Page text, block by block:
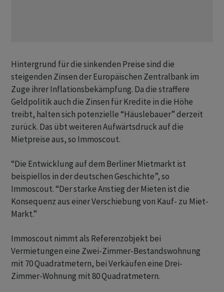
Hintergrund für die sinkenden Preise sind die
steigenden Zinsen der Europäischen Zentralbank im
Zuge ihrer Inflationsbekämpfung. Da die straffere
Geldpolitik auch die Zinsen für Kredite in die Höhe
treibt, halten sich potenzielle “Häuslebauer” derzeit
zurück. Das übt weiteren Aufwärtsdruck auf die
Mietpreise aus, so Immoscout.
“Die Entwicklung auf dem Berliner Mietmarkt ist
beispiellos in der deutschen Geschichte”, so
Immoscout. “Der starke Anstieg der Mieten ist die
Konsequenz aus einer Verschiebung von Kauf- zu Miet-
Markt.”
Immoscout nimmt als Referenzobjekt bei
Vermietungen eine Zwei-Zimmer-Bestandswohnung
mit 70 Quadratmetern, bei Verkäufen eine Drei-
Zimmer-Wohnung mit 80 Quadratmetern.